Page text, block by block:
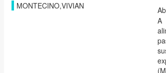
MONTECINO,VIVIAN
A